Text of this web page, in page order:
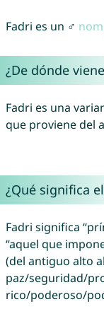
Fadri es un ♂
¿De dónde
Fadri es una
que proviene del
¿Qué significa
Fadri significa
“aquel que
(del antiguo alto
paz/seguridad/
rico/poderoso/